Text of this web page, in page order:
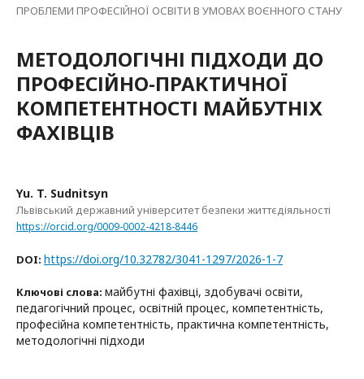
ПРОБЛЕМИ ПРОФЕСІЙНОЇ ОСВІТИ В УМОВАХ ВОЄННОГО СТАНУ
МЕТОДОЛОГІЧНІ ПІДХОДИ ДО
ПРОФЕСІЙНО-ПРАКТИЧНОЇ
КОМПЕТЕНТНОСТІ МАЙБУТНІХ
ФАХІВЦІВ
Yu. T. Sudnitsyn
Львівський державний університет безпеки життєдіяльності
https://orcid.org/0009-0002-4218-8446
DOI: https://doi.org/10.32782/3041-1297/2026-1-7
Ключові слова: майбутні фахівці, здобувачі освіти,
педагогічний процес, освітній процес, компетентність,
професійна компетентність, практична компетентність,
методологічні підходи